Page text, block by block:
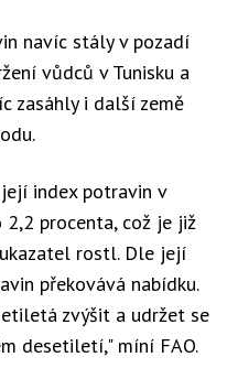
navíc stály v pozadí
vůdců v Tunisku a
zasáhly i další země
index potravin v
procenta, což je již
rostl. Dle její
překovává nabídku.
zvýšit a udržet se
desetiletí," míní FAO.